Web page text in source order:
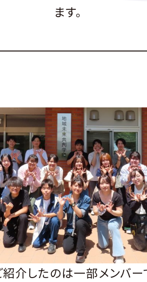
ます。
介したのは一部メンバー